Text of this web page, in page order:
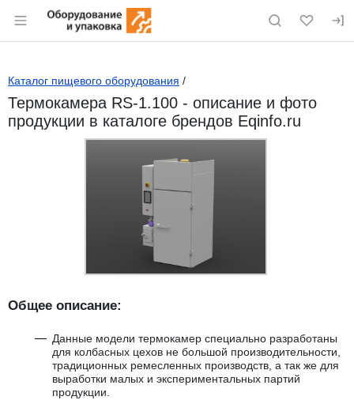
Раздел навигации по сайту eqinfo.ru
Каталог пищевого оборудования /
Термокамера RS-1.100 - описание и фото
продукции в каталоге брендов Eqinfo.ru
Общее описание:
Данные модели термокамер специально разработаны
для колбасных цехов не большой производительности,
традиционных ремесленных производств, а так же для
выработки малых и экспериментальных партий
продукции.